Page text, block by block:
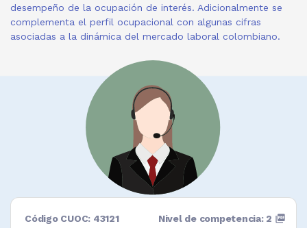
desempeño de la ocupación de interés. Adicionalmente se
complementa el perfil ocupacional con algunas cifras
asociadas a la dinámica del mercado laboral colombiano.
Código CUOC: 43121 Nivel de competencia: 2 picture_as_pdf